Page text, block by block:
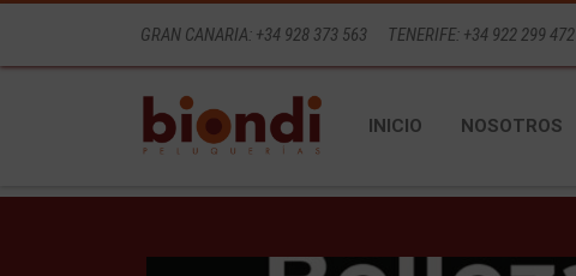
GRAN CANARIA: +34 928 373 563 TENERIFE: +34 922 299 472
INICIO NOSOTROS